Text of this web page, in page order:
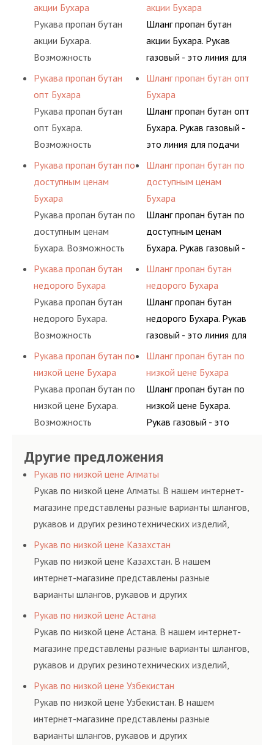
материалов, это
затрата собственной
энергии, времени и
одном месте это
главное преимущество
для многих
потребителей, так как
поиск комплектующих
материалов, это
затрата собственной
энергии, времени и
акции Бухара
Рукава пропан бутан
акции Бухара.
Возможность
приобрести все в
одном месте это
главное преимущество
для многих
потребителей, так как
поиск комплектующих
материалов, это
затрата собственной
энергии, времени и
конечно средств.
Рукава пропан бутан
опт Бухара
Рукава пропан бутан
опт Бухара.
Возможность
приобрести все в
одном месте это
главное преимущество
для многих
потребителей, так как
затрата времени на
материалов, это
затрата собственной
энергии, времени и
конечно средств.
Рукава пропан бутан по
доступным ценам
Бухара
Рукава пропан бутан по
доступным ценам
Бухара. Возможность
приобрести все в
одном месте это
главное преимущество
для многих
потребителей, так как
поиск комплектующих
материалов, это
затрата собственной
энергии, времени и
Рукава пропан бутан
недорого Бухара
Рукава пропан бутан
недорого Бухара.
Возможность
приобрести все в
одном месте это
главное преимущество
для многих
потребителей, так как
материалов, это
Рукава пропан бутан по
низкой цене Бухара
Рукава пропан бутан по
низкой цене Бухара.
Возможность
одном месте это
главное преимущество
для многих
потребителей, так как
затрата времени на
элементами системы.
воздуха и различных
типов сжиженного газа
(кислород, аргон, метан,
пропан, бутан,
определенными
элементами системы.
акции Бухара
Шланг пропан бутан
акции Бухара. Рукав
газовый - это линия для
подачи сжатого
воздуха и различных
типов сжиженного газа
(кислород, аргон, метан,
пропан, бутан,
определенными
элементами системы.
Шланг пропан бутан опт
Бухара
Шланг пропан бутан опт
Бухара. Рукав газовый -
это линия для подачи
сжатого воздуха и
различных типов
сжиженного газа
(кислород, аргон, метан,
пропан, бутан,
ацетилен) между
элементами системы.
Шланг пропан бутан по
доступным ценам
Бухара
Шланг пропан бутан по
доступным ценам
Бухара. Рукав газовый -
это линия для подачи
сжатого воздуха и
различных типов
сжиженного газа
(кислород, аргон, метан,
ацетилен) между
определенными
элементами системы.
Шланг пропан бутан
недорого Бухара
Шланг пропан бутан
недорого Бухара. Рукав
газовый - это линия для
подачи сжатого
воздуха и различных
типов сжиженного газа
(кислород, аргон, метан,
пропан, бутан,
Шланг пропан бутан по
низкой цене Бухара
Шланг пропан бутан по
низкой цене Бухара.
Рукав газовый - это
сжатого воздуха и
различных типов
сжиженного газа
(кислород, аргон, метан,
пропан, бутан,
Другие предложения
Рукав по низкой цене Алматы
Рукав по низкой цене Алматы. В нашем интернет-
магазине представлены разные варианты шлангов,
рукавов и других резинотехнических изделий,
соответствующих ГОСТам, техническим условиям
и нормативам.
Рукав по низкой цене Казахстан
Рукав по низкой цене Казахстан. В нашем
интернет-магазине представлены разные
варианты шлангов, рукавов и других
резинотехнических изделий, соответствующих
ГОСТам, техническим условиям и нормативам.
Рукав по низкой цене Астана
Рукав по низкой цене Астана. В нашем интернет-
магазине представлены разные варианты шлангов,
рукавов и других резинотехнических изделий,
соответствующих ГОСТам, техническим условиям
и нормативам.
Рукав по низкой цене Узбекистан
Рукав по низкой цене Узбекистан. В нашем
интернет-магазине представлены разные
варианты шлангов, рукавов и других